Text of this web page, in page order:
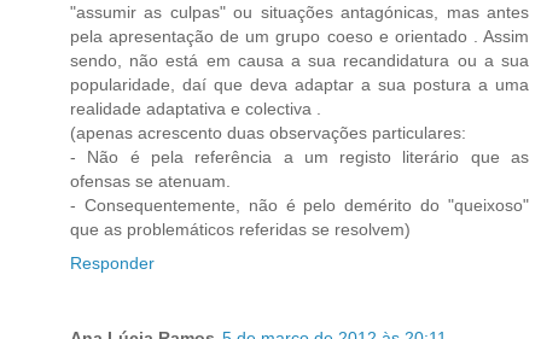
"assumir as culpas" ou situações antagónicas, mas antes
pela apresentação de um grupo coeso e orientado . Assim
sendo, não está em causa a sua recandidatura ou a sua
popularidade, daí que deva adaptar a sua postura a uma
realidade adaptativa e colectiva .
(apenas acrescento duas observações particulares:
- Não é pela referência a um registo literário que as
ofensas se atenuam.
- Consequentemente, não é pelo demérito do "queixoso"
que as problemáticos referidas se resolvem)
Responder